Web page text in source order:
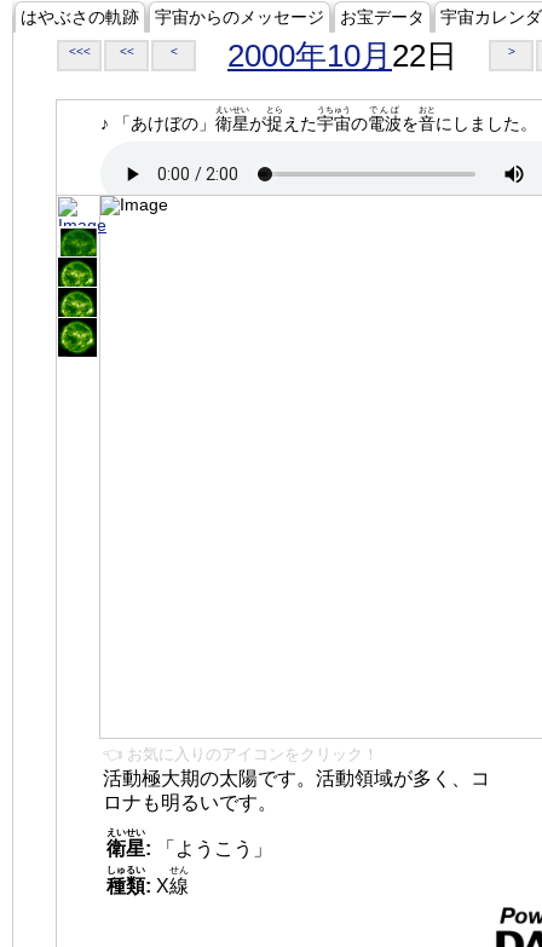
はやぶさの軌跡 宇宙からのメッセージ お宝データ 宇宙カレン
<<< << < 2000年10月 22日 >
♪ 「あけぼの」 衛星
えいせい
が捉
とら
えた宇宙
うちゅう
の電波
でんぱ
を音
おと
にしました。
👈 お気に入りのアイコンをクリック！
活動極大期の太陽です。活動領域が多く、コ
ロナも明るいです。
衛星
えいせい
:
「ようこう」
種類
しゅるい
: X線
せん